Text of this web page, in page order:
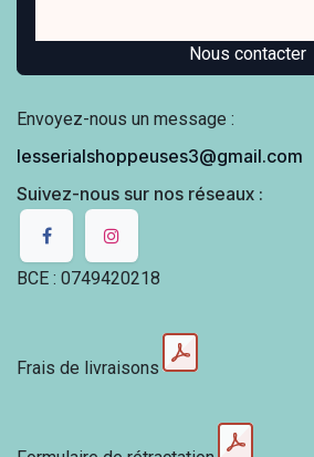
Nous contacter
Envoyez-nous un message :
lesserialshoppeuses3@gmail.com
Suivez-nous sur nos réseaux :
BCE : 0749420218
Frais de livraisons